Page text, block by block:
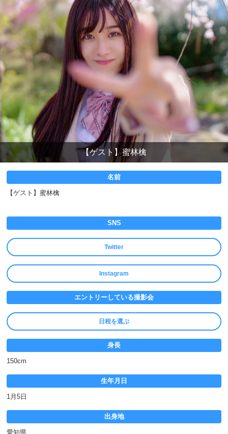
【ゲスト】蜜林檎
名前
【ゲスト】蜜林檎
SNS
Twitter
Instagram
エントリーしている撮影会
日程を選ぶ
身長
150cm
生年月日
1月5日
出身地
愛知県